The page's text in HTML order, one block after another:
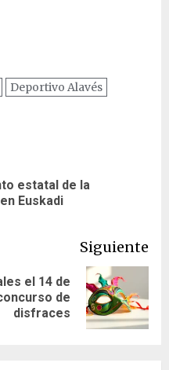
Deportivo Alavés
estatal de la
Euskadi
Siguiente
el 14 de
de
disfraces